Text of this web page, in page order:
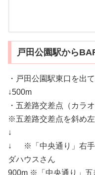
戸田公園駅から
・戸田公園駅東口を出
↓500m
・五差路交差点（カラ
※五差路交差点を斜め
↓
↓ ※「中央通り」右手
ダハウスさん
900m ※「中央通り」五